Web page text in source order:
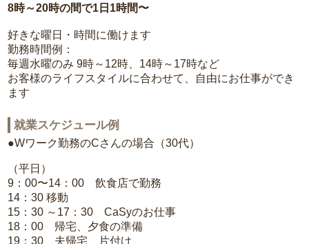
8時～20時の間で1日1時間〜
好きな曜日・時間に働けます
勤務時間例：
毎週水曜のみ 9時～12時、14時～17時など
お客様のライフスタイルに合わせて、自由にお仕事ができ
ます
就業スケジュール例
●Wワーク勤務のCさんの場合（30代）
（平日）
9：00〜14：00 飲食店で勤務
14：30 移動
15：30 ～17：30 CaSyのお仕事
18：00 帰宅、夕食の準備
19：30 夫帰宅、片付け